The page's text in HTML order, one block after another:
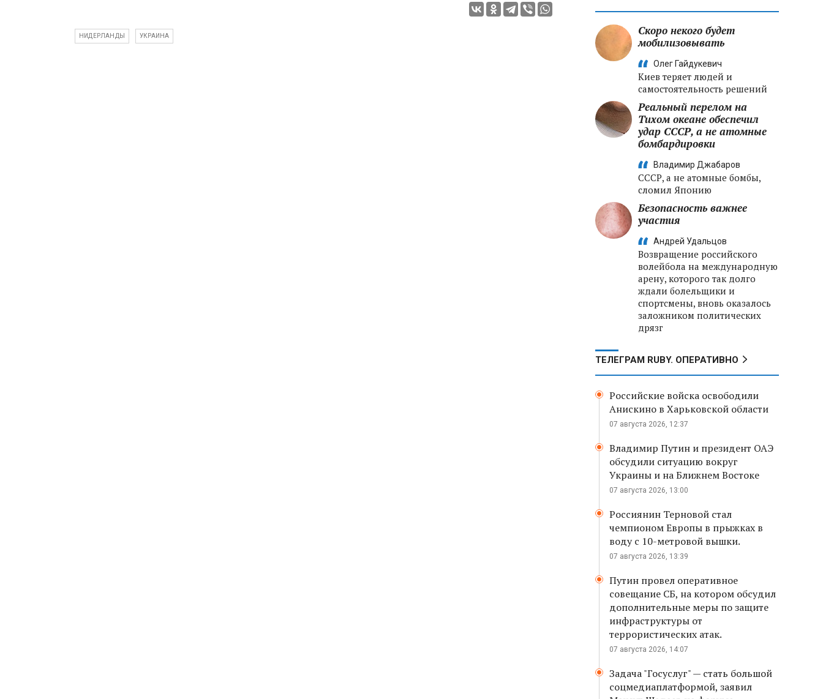
НИДЕРЛАНДЫ УКРАИНА
Скоро некого будет
мобилизовывать
Олег Гайдукевич
Киев теряет людей и
самостоятельность решений
Реальный перелом на
Тихом океане обеспечил
удар СССР, а не атомные
бомбардировки
Владимир Джабаров
СССР, а не атомные бомбы,
сломил Японию
Безопасность важнее
участия
Андрей Удальцов
Возвращение российского
волейбола на международную
арену, которого так долго
ждали болельщики и
спортсмены, вновь оказалось
заложником политических
дрязг
ТЕЛЕГРАМ RUBY. ОПЕРАТИВНО
Российские войска освободили
Анискино в Харьковской области
07 августа 2026, 12:37
Владимир Путин и президент ОАЭ
обсудили ситуацию вокруг
Украины и на Ближнем Востоке
07 августа 2026, 13:00
Россиянин Терновой стал
чемпионом Европы в прыжках в
воду с 10-метровой вышки.
07 августа 2026, 13:39
Путин провел оперативное
совещание СБ, на котором обсудил
дополнительные меры по защите
инфраструктуры от
террористических атак.
07 августа 2026, 14:07
Задача "Госуслуг" — стать большой
соцмедиаплатформой, заявил